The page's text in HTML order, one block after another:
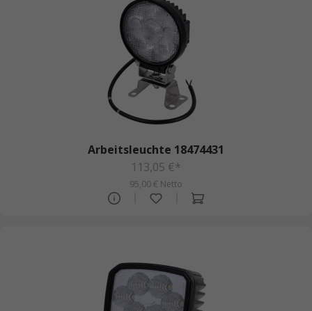
Arbeitsleuchte 18474431
113,05 €*
95,00 € Netto